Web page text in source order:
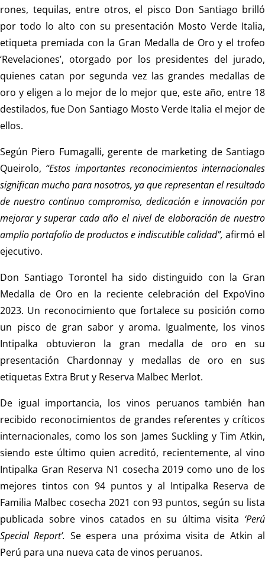
rones, tequilas, entre otros, el pisco Don Santiago brilló
por todo lo alto con su presentación Mosto Verde Italia,
etiqueta premiada con la Gran Medalla de Oro y el trofeo
‘Revelaciones’, otorgado por los presidentes del jurado,
quienes catan por segunda vez las grandes medallas de
oro y eligen a lo mejor de lo mejor que, este año, entre 18
destilados, fue Don Santiago Mosto Verde Italia el mejor de
ellos.
Según Piero Fumagalli, gerente de marketing de Santiago
Queirolo, “Estos importantes reconocimientos internacionales
significan mucho para nosotros, ya que representan el resultado
de nuestro continuo compromiso, dedicación e innovación por
mejorar y superar cada año el nivel de elaboración de nuestro
amplio portafolio de productos e indiscutible calidad”, afirmó el
ejecutivo.
Don Santiago Torontel ha sido distinguido con la Gran
Medalla de Oro en la reciente celebración del ExpoVino
2023. Un reconocimiento que fortalece su posición como
un pisco de gran sabor y aroma. Igualmente, los vinos
Intipalka obtuvieron la gran medalla de oro en su
presentación Chardonnay y medallas de oro en sus
etiquetas Extra Brut y Reserva Malbec Merlot.
De igual importancia, los vinos peruanos también han
recibido reconocimientos de grandes referentes y críticos
internacionales, como los son James Suckling y Tim Atkin,
siendo este último quien acreditó, recientemente, al vino
Intipalka Gran Reserva N1 cosecha 2019 como uno de los
mejores tintos con 94 puntos y al Intipalka Reserva de
Familia Malbec cosecha 2021 con 93 puntos, según su lista
publicada sobre vinos catados en su última visita ‘Perú
Special Report’. Se espera una próxima visita de Atkin al
Perú para una nueva cata de vinos peruanos.